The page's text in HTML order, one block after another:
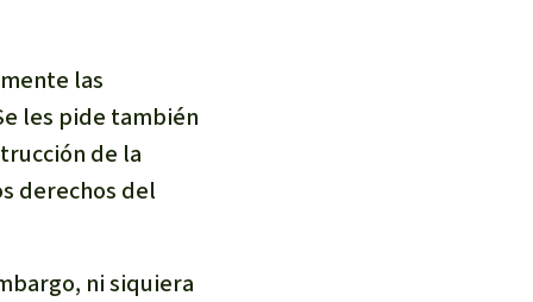
las
les pide también
de la
derechos del
ni siquiera